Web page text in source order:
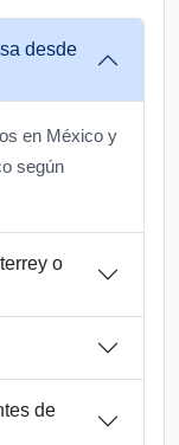
desde
en México y
según
o
de